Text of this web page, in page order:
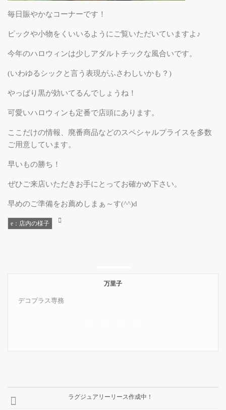
毎日賑やかなコーナーです！
ピックや小物をくいいるようにご覧いただいていますよ♪
今年のハロウィンは少しアダルトチックな風合いです。
(いわゆるシックと言う表現がふさわしいかも？)
やっぱり黒が効いてるんでしょうね！
可愛いハロウィンも定番で店頭にあります。
ここだけの情報、廃番商品などのスペシャルプライスを多数
ご用意しています。
早いもの勝ち！
ぜひご来店いただきお手にとってお確かめ下さい。
早めのご準備をお薦めしまぁ～す(^^)d
e：店内の様子
万里子
デコプラス専務
ラグジュアリーリース作成中！